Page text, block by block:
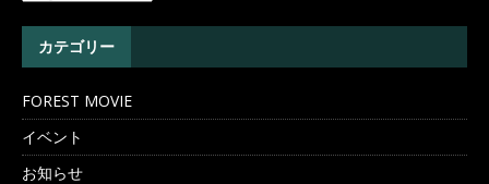
カテゴリー
FOREST MOVIE
イベント
お知らせ